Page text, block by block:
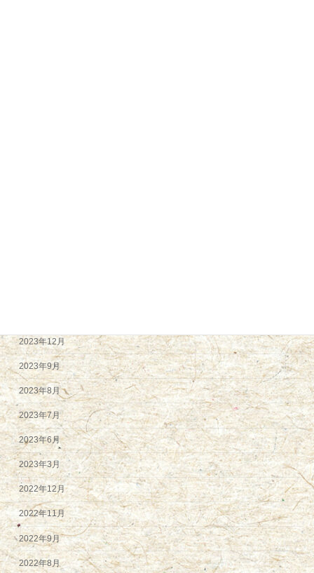
2023年12月
2023年9月
2023年8月
2023年7月
2023年6月
2023年3月
2022年12月
2022年11月
2022年9月
2022年8月